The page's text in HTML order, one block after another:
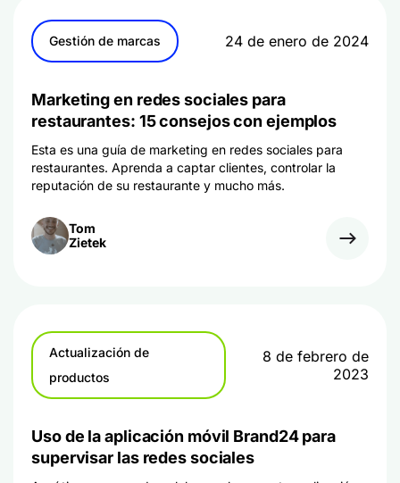
Gestión de marcas 24 de enero de 2024
Marketing en redes sociales para
restaurantes: 15 consejos con ejemplos
Esta es una guía de marketing en redes sociales para
restaurantes. Aprenda a captar clientes, controlar la
reputación de su restaurante y mucho más.
Tom
Zietek
Actualización de
productos
8 de febrero de
2023
Uso de la aplicación móvil Brand24 para
supervisar las redes sociales